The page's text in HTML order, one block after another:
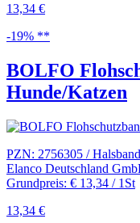
13,34 €
-19% **
BOLFO
Hunde/Katzen
PZN: 2756305 /
Elanco Deutschland
Grundpreis: € 13,34 / 1St
13,34 €